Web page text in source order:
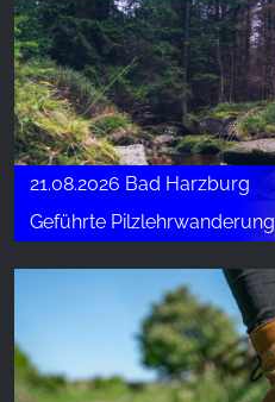
21.08.2026 Bad Harzburg
Geführte Pilzlehrwanderung